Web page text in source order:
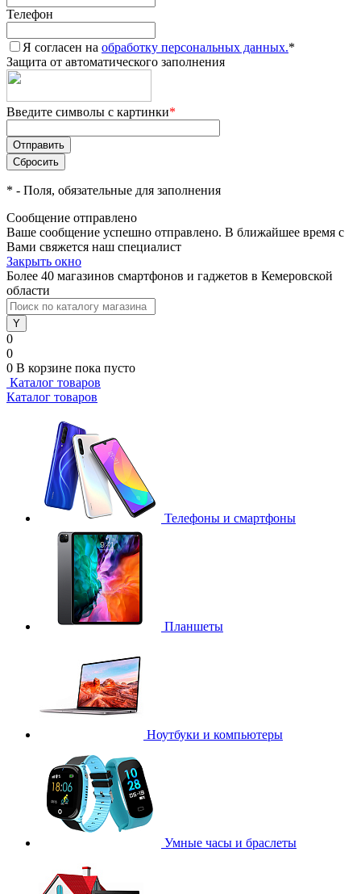
Телефон
Я согласен на обработку персональных данных.*
Защита от автоматического заполнения
Введите символы с картинки*
* - Поля, обязательные для заполнения
Сообщение отправлено
Ваше сообщение успешно отправлено. В ближайшее время с
Вами свяжется наш специалист
Закрыть окно
Более 40 магазинов смартфонов и гаджетов в Кемеровской
области
0
0
0 В корзине пока пусто
Каталог товаров
Каталог товаров
Телефоны и смартфоны
Планшеты
Ноутбуки и компьютеры
Умные часы и браслеты